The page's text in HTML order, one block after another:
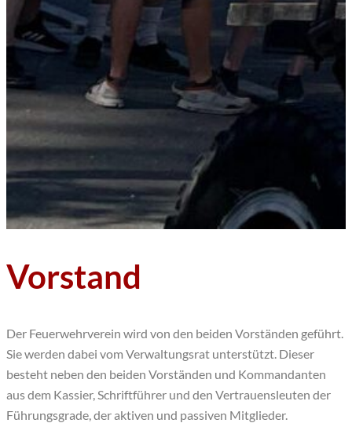
Vorstand
Der Feuerwehrverein wird von den beiden Vorständen geführt.
Sie werden dabei vom Verwaltungsrat unterstützt. Dieser
besteht neben den beiden Vorständen und Kommandanten
aus dem Kassier, Schriftführer und den Vertrauensleuten der
Führungsgrade, der aktiven und passiven Mitglieder.